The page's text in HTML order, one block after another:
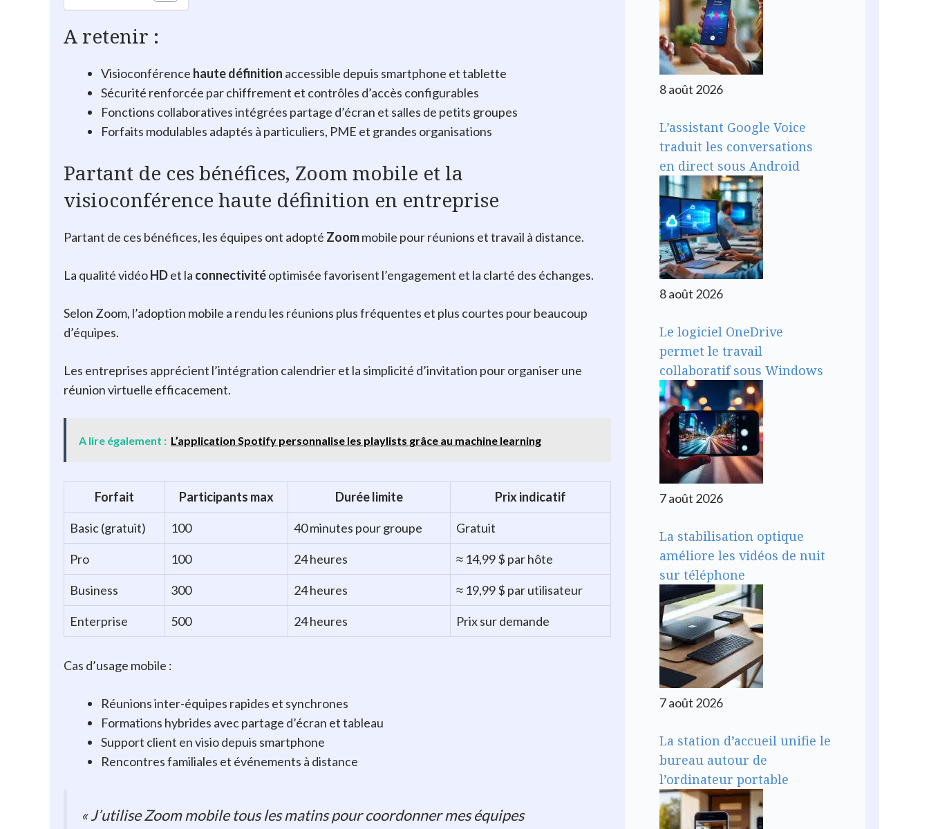
A retenir :
Visioconférence haute définition accessible depuis smartphone et tablette
Sécurité renforcée par chiffrement et contrôles d’accès configurables
Fonctions collaboratives intégrées partage d’écran et salles de petits groupes
Forfaits modulables adaptés à particuliers, PME et grandes organisations
Partant de ces bénéfices, Zoom mobile et la
visioconférence haute définition en entreprise
Partant de ces bénéfices, les équipes ont adopté Zoommobile pour réunions et travail à distance.
La qualité vidéoHDet la connectivitéoptimisée favorisent l’engagement et la clarté des échanges.
Selon Zoom, l’adoption mobile a rendu les réunions plus fréquentes et plus courtes pour beaucoup
d’équipes.
Les entreprises apprécient l’intégration calendrier et la simplicité d’invitation pour organiser une
réunion virtuelle efficacement.
A lire également : L’application Spotify personnalise les playlists grâce au machine learning
Forfait Participants max Durée limite Prix indicatif
Basic (gratuit) 100 40 minutes pour groupe Gratuit
Pro 100 24 heures ≈ 14,99 $ par hôte
Business 300 24 heures ≈ 19,99 $ par utilisateur
Enterprise 500 24 heures Prix sur demande
Cas d’usage mobile :
Réunions inter-équipes rapides et synchrones
Formations hybrides avec partage d’écran et tableau
Support client en visio depuis smartphone
Rencontres familiales et événements à distance
« J’utilise Zoom mobile tous les matins pour coordonner mes équipes
8 août 2026
L’assistant Google Voice
traduit les conversations
en direct sous Android
8 août 2026
Le logiciel OneDrive
permet le travail
collaboratif sous Windows
7 août 2026
La stabilisation optique
améliore les vidéos de nuit
sur téléphone
7 août 2026
La station d’accueil unifie le
bureau autour de
l’ordinateur portable